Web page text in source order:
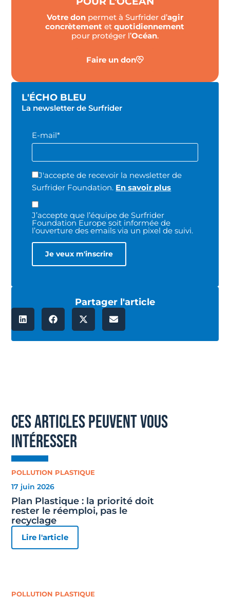
Votre donpermet à Surfrider d’agir
concrètement etquotidiennement
pour protéger l’Océan.
Faire un don
L'ÉCHO BLEU
La newsletter de Surfrider
E-mail*
J'accepte de recevoir la newsletter de
Surfrider Foundation. En savoir plus
J’accepte que l’équipe de Surfrider
Foundation Europe soit informée de
l’ouverture des emails via un pixel de suivi.
Partager l'article
ces articles peuvent vous
intéresser
POLLUTION PLASTIQUE
17 juin 2026
Plan Plastique : la priorité doit
rester le réemploi, pas le
recyclage
Lire l'article
POLLUTION PLASTIQUE